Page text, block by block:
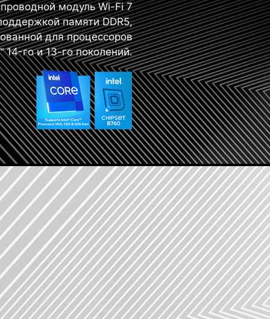
модуль Wi-Fi 7
памяти DDR5,
для процессоров
14-го и 13-го поколений.